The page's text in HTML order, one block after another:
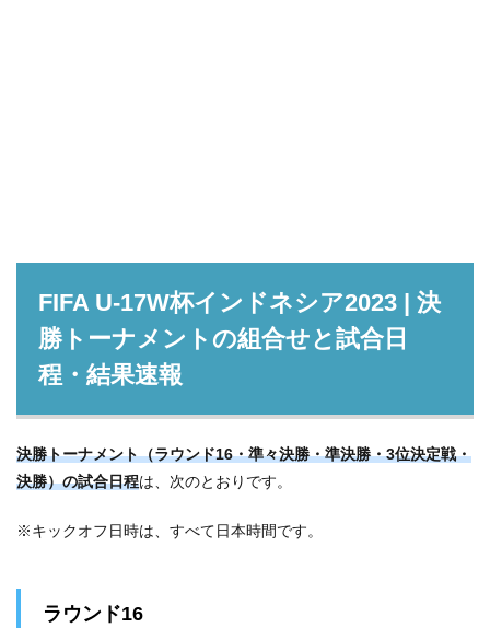
FIFA U-17W杯インドネシア2023 | 決
勝トーナメントの組合せと試合日
程・結果速報
決勝トーナメント（ラウンド16・準々決勝・準決勝・3位決定戦・
決勝）の試合日程は、次のとおりです。
※キックオフ日時は、すべて日本時間です。
ラウンド16